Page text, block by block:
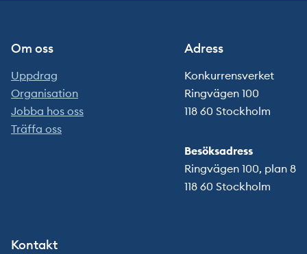
Om oss
Uppdrag
Organisation
Jobba hos oss
Träffa oss
Adress
Konkurrensverket
Ringvägen 100
118 60 Stockholm
Besöksadress
Ringvägen 100, plan 8
118 60 Stockholm
Kontakt